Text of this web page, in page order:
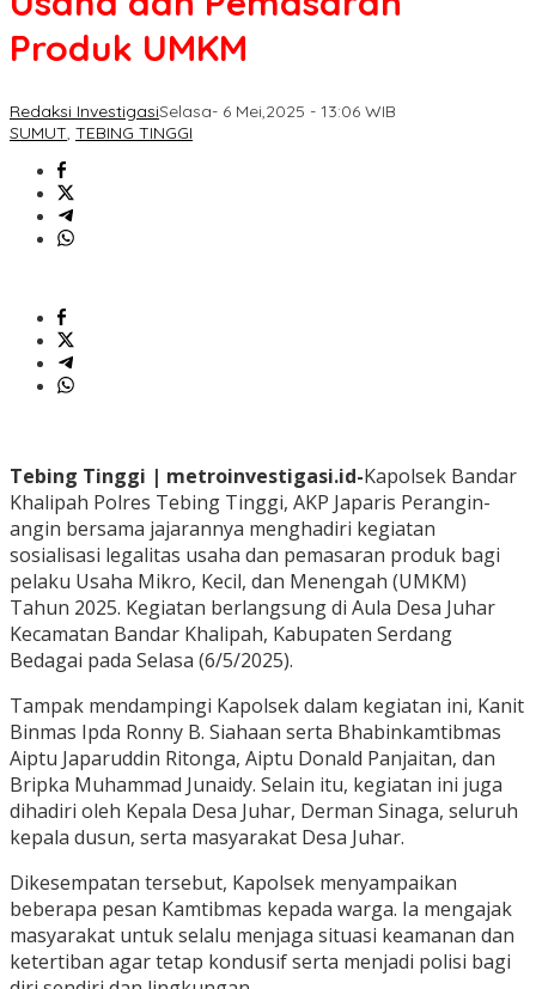
Produk UMKM
Redaksi InvestigasiSelasa- 6 Mei,2025 - 13:06 WIB
SUMUT, TEBING TINGGI
Tebing Tinggi | metroinvestigasi.id-Kapolsek Bandar
Khalipah Polres Tebing Tinggi, AKP Japaris Perangin-
angin bersama jajarannya menghadiri kegiatan
sosialisasi legalitas usaha dan pemasaran produk bagi
pelaku Usaha Mikro, Kecil, dan Menengah (UMKM)
Tahun 2025. Kegiatan berlangsung di Aula Desa Juhar
Kecamatan Bandar Khalipah, Kabupaten Serdang
Bedagai pada Selasa (6/5/2025).
Tampak mendampingi Kapolsek dalam kegiatan ini, Kanit
Binmas Ipda Ronny B. Siahaan serta Bhabinkamtibmas
Aiptu Japaruddin Ritonga, Aiptu Donald Panjaitan, dan
Bripka Muhammad Junaidy. Selain itu, kegiatan ini juga
dihadiri oleh Kepala Desa Juhar, Derman Sinaga, seluruh
kepala dusun, serta masyarakat Desa Juhar.
Dikesempatan tersebut, Kapolsek menyampaikan
beberapa pesan Kamtibmas kepada warga. Ia mengajak
masyarakat untuk selalu menjaga situasi keamanan dan
ketertiban agar tetap kondusif serta menjadi polisi bagi